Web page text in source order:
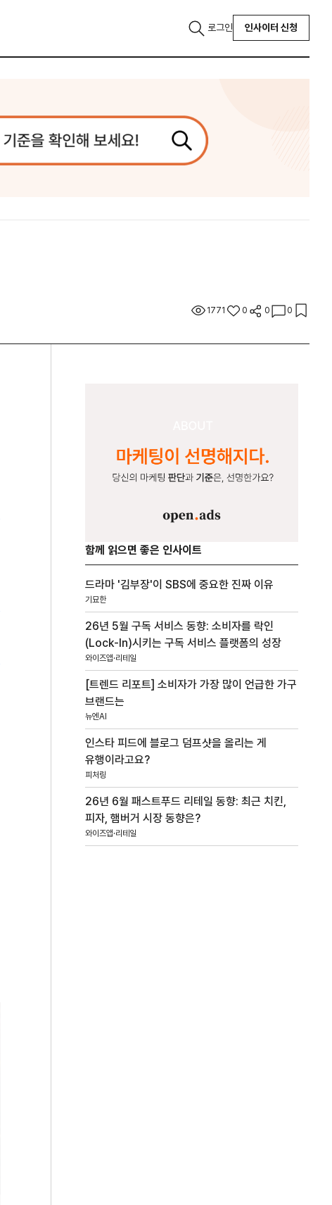
로그인 인사이터 신청
1771 0 0 0
함께 읽으면 좋은 인사이트
드라마 '김부장'이 SBS에 중요한 진짜 이유
기묘한
26년 5월 구독 서비스 동향: 소비자를 락인
(Lock-In)시키는 구독 서비스 플랫폼의 성장
와이즈앱·리테일
[트렌드 리포트] 소비자가 가장 많이 언급한 가구
브랜드는
뉴엔AI
인스타 피드에 블로그 덤프샷을 올리는 게
유행이라고요?
피처링
26년 6월 패스트푸드 리테일 동향: 최근 치킨,
피자, 햄버거 시장 동향은?
와이즈앱·리테일